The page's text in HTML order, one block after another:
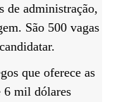
de administração,
São 500 vagas
que oferece as
6 mil dólares